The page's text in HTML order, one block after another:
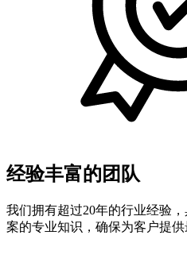
经验丰富的团队
我们拥有超过20年的行业经验
案的专业知识，确保为客户提供